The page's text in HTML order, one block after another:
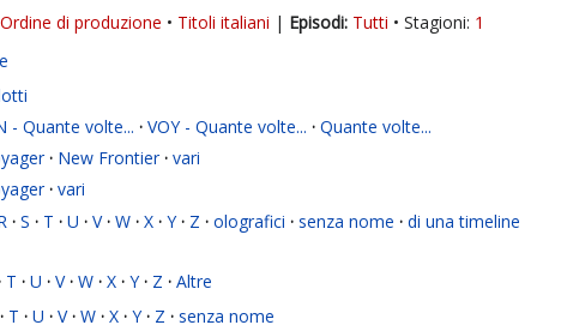
Ordine di produzione Titoli italiani | Tutti Stagioni: 1
- Quante volte... · VOY - Quante volte... · Quante volte...
· New Frontier · vari
· vari
· S · T · U · V · W · X · Y · Z · olografici · senza nome · di una timeline
T · U · V · W · X · Y · Z · Altre
· T · U · V · W · X · Y · Z · senza nome